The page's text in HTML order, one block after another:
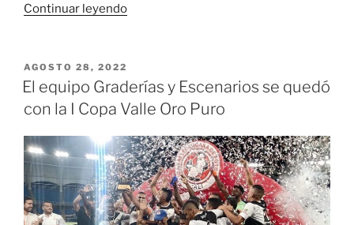
Continuar leyendo«La
17
de
Masculino
avanzó
en
la
ruta
PUBLICADO
EL
AGOSTO 28, 2022
El equipo Graderías y Escenarios se quedó
con la I Copa Valle Oro Puro